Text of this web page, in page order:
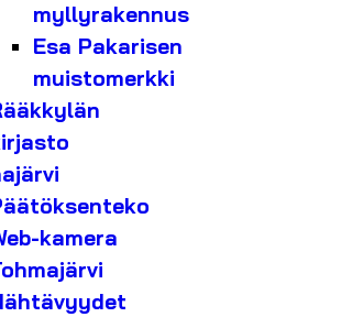
myllyrakennus
Esa Pakarisen
muistomerkki
kamera